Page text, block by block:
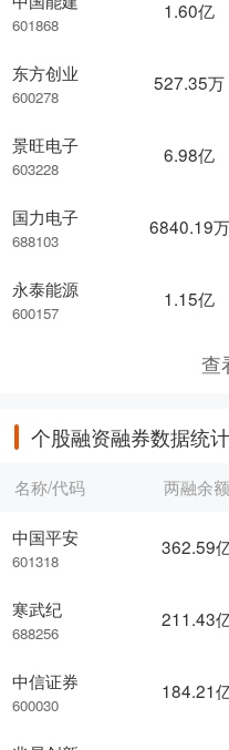
601868
东方创业
600278
景旺电子
603228
国力电子
688103
永泰能源
600157
1.60亿
527.35万
6.98亿
6840.19万
1.15亿
查
个股融资融券数据统计
名称/代码
中国平安
601318
寒武纪
688256
中信证券
600030
两融余额
362.59
211.43
184.21